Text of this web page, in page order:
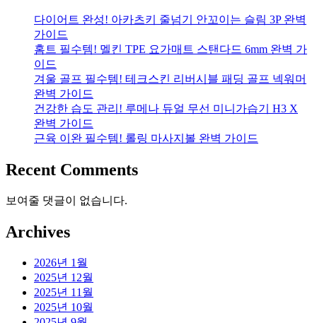
다이어트 완성! 아카츠키 줄넘기 안꼬이는 슬림 3P 완벽
가이드
홈트 필수템! 멜킨 TPE 요가매트 스탠다드 6mm 완벽 가
이드
겨울 골프 필수템! 테크스킨 리버시블 패딩 골프 넥워머
완벽 가이드
건강한 습도 관리! 루메나 듀얼 무선 미니가습기 H3 X
완벽 가이드
근육 이완 필수템! 롤링 마사지볼 완벽 가이드
Recent Comments
보여줄 댓글이 없습니다.
Archives
2026년 1월
2025년 12월
2025년 11월
2025년 10월